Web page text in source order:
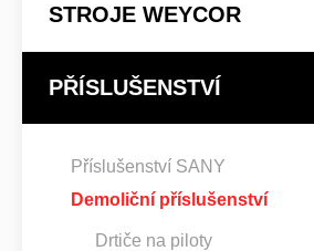
STROJE WEYCOR
PŘÍSLUŠENSTVÍ
Příslušenství SANY
Demoliční příslušenství
Drtiče na piloty